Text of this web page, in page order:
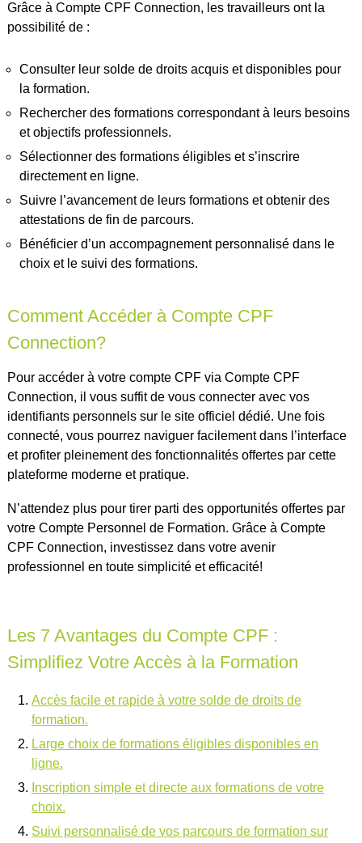
Grâce à Compte CPF Connection, les travailleurs ont la
possibilité de :
Consulter leur solde de droits acquis et disponibles pour
la formation.
Rechercher des formations correspondant à leurs besoins
et objectifs professionnels.
Sélectionner des formations éligibles et s’inscrire
directement en ligne.
Suivre l’avancement de leurs formations et obtenir des
attestations de fin de parcours.
Bénéficier d’un accompagnement personnalisé dans le
choix et le suivi des formations.
Comment Accéder à Compte CPF
Connection?
Pour accéder à votre compte CPF via Compte CPF
Connection, il vous suffit de vous connecter avec vos
identifiants personnels sur le site officiel dédié. Une fois
connecté, vous pourrez naviguer facilement dans l’interface
et profiter pleinement des fonctionnalités offertes par cette
plateforme moderne et pratique.
N’attendez plus pour tirer parti des opportunités offertes par
votre Compte Personnel de Formation. Grâce à Compte
CPF Connection, investissez dans votre avenir
professionnel en toute simplicité et efficacité!
Les 7 Avantages du Compte CPF :
Simplifiez Votre Accès à la Formation
Accès facile et rapide à votre solde de droits de
formation.
Large choix de formations éligibles disponibles en
ligne.
Inscription simple et directe aux formations de votre
choix.
Suivi personnalisé de vos parcours de formation sur